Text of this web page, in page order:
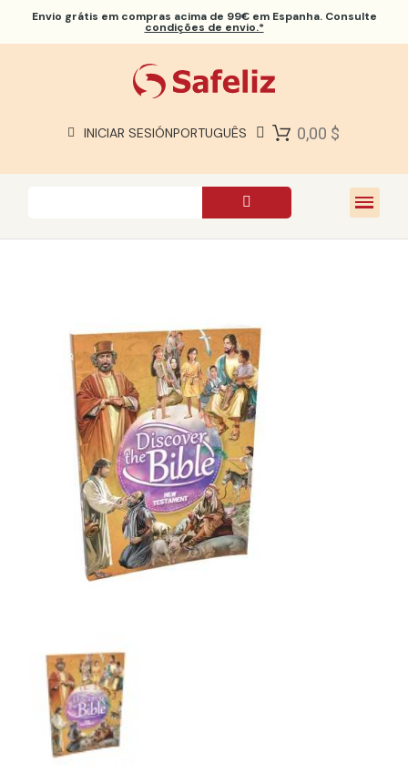
Envio grátis em compras acima de 99€ em Espanha. Consulte
condições de envio.*
INICIAR SESIÓNPORTUGUÊS 0,00 $
SOBRE NÓS